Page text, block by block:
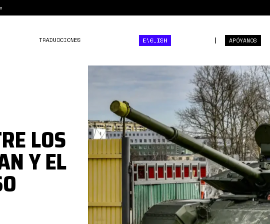
APÓYANOS
TRADUCCIONES ENGLISH
2023-
09-
27
16-
27-
LOS
Y EL